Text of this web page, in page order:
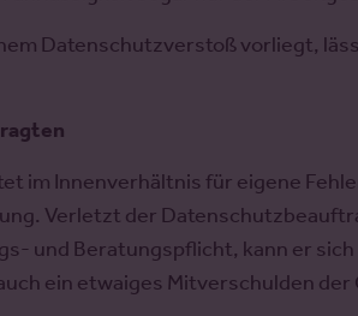
Datenschutzverstoß vorliegt,
im Innenverhältnis für eigene
Verletzt der
und Beratungspflicht, kann er
ein etwaiges Mitverschulden